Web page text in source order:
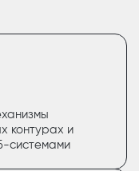
контурах и
системами